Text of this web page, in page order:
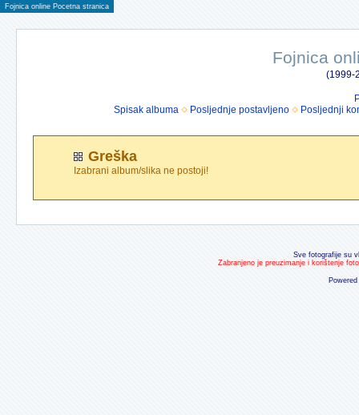
Fojnica online Pocetna stranica
Fojnica
(1999-
Spisak albuma
Posljednje postavljeno Posljednji
Greška
Izabrani album/slika ne postoji!
Sve fotografije su
Zabranjeno je preuzimanje i korištenje